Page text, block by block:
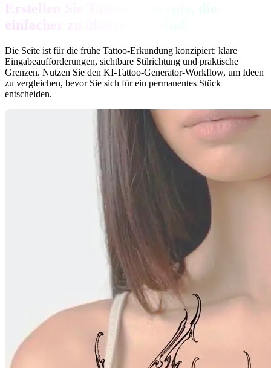
Erstellen Sie Tattoo-Konzepte, die
einfacher zu überprüfen sind
Die Seite ist für die frühe Tattoo-Erkundung konzipiert: klare
Eingabeaufforderungen, sichtbare Stilrichtung und praktische
Grenzen. Nutzen Sie den KI-Tattoo-Generator-Workflow, um Ideen
zu vergleichen, bevor Sie sich für ein permanentes Stück
entscheiden.